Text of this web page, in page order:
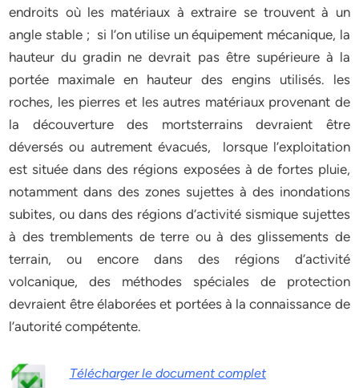
endroits où les matériaux à extraire se trouvent à un
angle stable ; si l’on utilise un équipement mécanique, la
hauteur du gradin ne devrait pas être supérieure à la
portée maximale en hauteur des engins utilisés. les
roches, les pierres et les autres matériaux provenant de
la découverture des mortsterrains devraient être
déversés ou autrement évacués, lorsque l’exploitation
est située dans des régions exposées à de fortes pluie,
notamment dans des zones sujettes à des inondations
subites, ou dans des régions d’activité sismique sujettes
à des tremblements de terre ou à des glissements de
terrain, ou encore dans des régions d’activité
volcanique, des méthodes spéciales de protection
devraient être élaborées et portées à la connaissance de
l’autorité compétente.
Télécharger le document complet